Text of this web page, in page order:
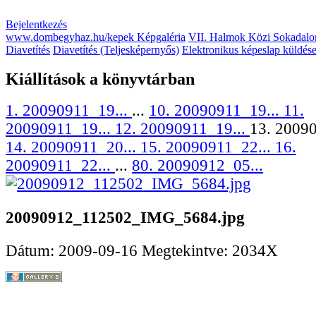
Bejelentkezés
www.dombegyhaz.hu/kepek Képgaléria VII. Halmok Közi
Diavetítés Diavetítés (Teljesképernyős) Elektronikus képeslap
Kiállítások a könyvtárban
1. 20090911_19... ... 10. 20090911_19... 11.
20090911_19... 12. 20090911_19... 13.
14. 20090911_20... 15. 20090911_22... 16.
20090911_22... ... 80. 20090912_05...
20090912_112502_IMG_5684.jpg
Dátum: 2009-09-16 Megtekintve: 2034X